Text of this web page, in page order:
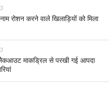
रोशन करने वाले खिलाड़ियों को मिला
माकड्रिल से परखी गई आपदा